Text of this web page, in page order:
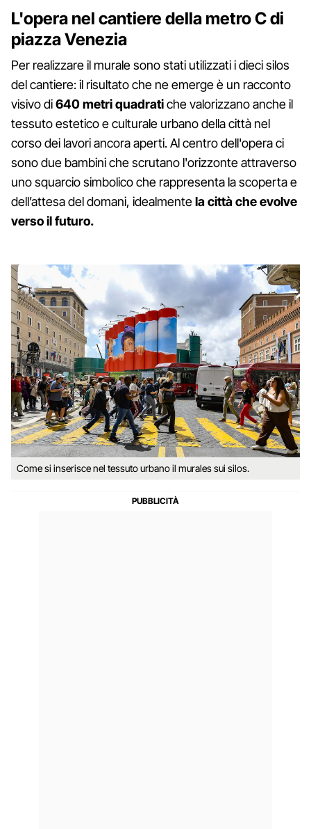
L'opera nel cantiere della metro C di
piazza Venezia
Per realizzare il murale sono stati utilizzati i dieci silos
del cantiere: il risultato che ne emerge è un racconto
visivo di640 metri quadratiche valorizzano anche il
tessuto estetico e culturale urbano della città nel
corso dei lavori ancora aperti. Al centro dell'opera ci
sono due bambini che scrutano l'orizzonte attraverso
uno squarcio simbolico che rappresenta la scoperta e
dell’attesa del domani, idealmentela città che evolve
verso il futuro.
Come si inserisce nel tessuto urbano il murales sui silos.